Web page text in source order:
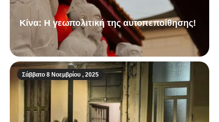
Κίνα: Η γεωπολιτική της αυτοπεποίθησης!
Σάββατο 8 Νοεμβρίου , 2025